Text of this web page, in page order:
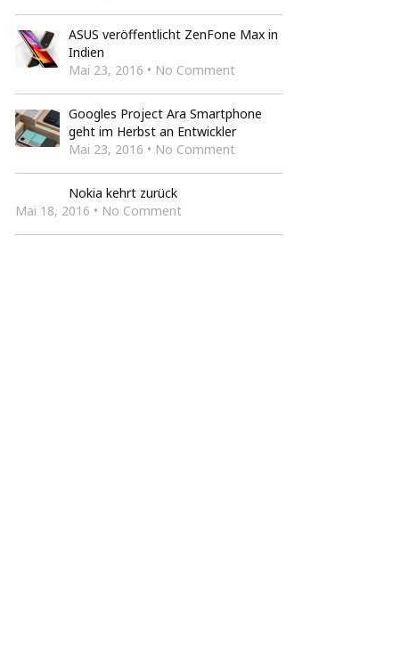
ASUS veröffentlicht ZenFone Max in
Indien
Mai 23, 2016 • No Comment
Googles Project Ara Smartphone
geht im Herbst an Entwickler
Mai 23, 2016 • No Comment
Nokia kehrt zurück
Mai 18, 2016 • No Comment